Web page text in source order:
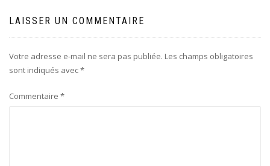
LAISSER UN COMMENTAIRE
Votre adresse e-mail ne sera pas publiée. Les champs obligatoires
sont indiqués avec*
Commentaire *